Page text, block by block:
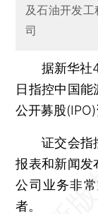
及石油开发
司
据新华社4
日指控中国
公开募股(IPO)
证交会指控
报表和新闻发
公司业务非
者。